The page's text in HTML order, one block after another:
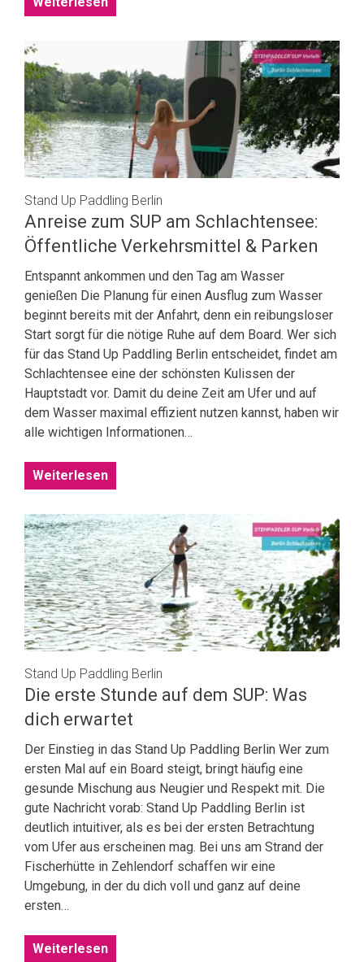
Stand Up Paddling Berlin
Anreise zum SUP am Schlachtensee:
Öffentliche Verkehrsmittel & Parken
Entspannt ankommen und den Tag am Wasser
genießen Die Planung für einen Ausflug zum Wasser
beginnt bereits mit der Anfahrt, denn ein reibungsloser
Start sorgt für die nötige Ruhe auf dem Board. Wer sich
für das Stand Up Paddling Berlin entscheidet, findet am
Schlachtensee eine der schönsten Kulissen der
Hauptstadt vor. Damit du deine Zeit am Ufer und auf
dem Wasser maximal effizient nutzen kannst, haben wir
alle wichtigen Informationen…
Weiterlesen
Stand Up Paddling Berlin
Die erste Stunde auf dem SUP: Was
dich erwartet
Der Einstieg in das Stand Up Paddling Berlin Wer zum
ersten Mal auf ein Board steigt, bringt häufig eine
gesunde Mischung aus Neugier und Respekt mit. Die
gute Nachricht vorab: Stand Up Paddling Berlin ist
deutlich intuitiver, als es bei der ersten Betrachtung
vom Ufer aus erscheinen mag. Bei uns am Strand der
Fischerhütte in Zehlendorf schaffen wir eine
Umgebung, in der du dich voll und ganz auf deine
ersten…
Weiterlesen